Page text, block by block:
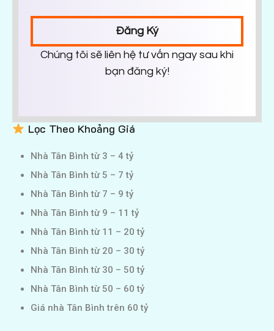
Đăng Ký
Chúng tôi sẽ liên hệ tư vấn ngay sau khi
bạn đăng ký!
Lọc Theo Khoảng Giá
Nhà Tân Bình từ 3 – 4 tỷ
Nhà Tân Bình từ 5 – 7 tỷ
Nhà Tân Bình từ 7 – 9 tỷ
Nhà Tân Bình từ 9 – 11 tỷ
Nhà Tân Bình từ 11 – 20 tỷ
Nhà Tân Bình từ 20 – 30 tỷ
Nhà Tân Bình từ 30 – 50 tỷ
Nhà Tân Bình từ 50 – 60 tỷ
Giá nhà Tân Bình trên 60 tỷ